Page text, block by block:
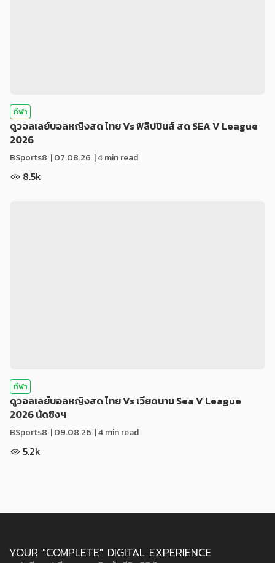
กีฬา
ดูวอลเลย์บอลหญิงสด ไทย Vs ฟิลิปปินส์ สด SEA V League
2026
BSports8 |07.08.26 | 4 min read
8.5k
กีฬา
ดูวอลเลย์บอลหญิงสด ไทย Vs เวียดนาม Sea V League
2026 นัดชิงฯ
BSports8 |09.08.26 | 4 min read
5.2k
YOUR "COMPLETE" DIGITAL EXPERIENCE